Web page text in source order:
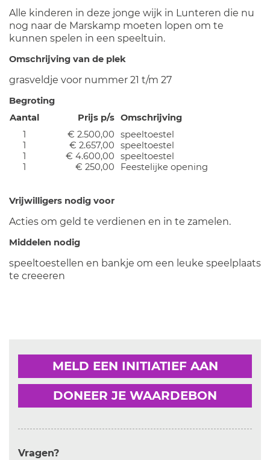
Alle kinderen in deze jonge wijk in Lunteren die nu
nog naar de Marskamp moeten lopen om te
kunnen spelen in een speeltuin.
Omschrijving van de plek
grasveldje voor nummer 21 t/m 27
Begroting
Aantal
Prijs p/s Omschrijving
1
€ 2.500,00
speeltoestel
1
€ 2.657,00
speeltoestel
1
€ 4.600,00
speeltoestel
1
€ 250,00 Feestelijke opening
Vrijwilligers nodig voor
Acties om geld te verdienen en in te zamelen.
Middelen nodig
speeltoestellen en bankje om een leuke speelplaats
te creeeren
MELD EEN INITIATIEF AAN
DONEER JE WAARDEBON
Vragen?